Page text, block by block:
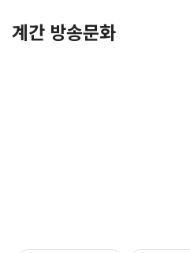
계간 방송문화